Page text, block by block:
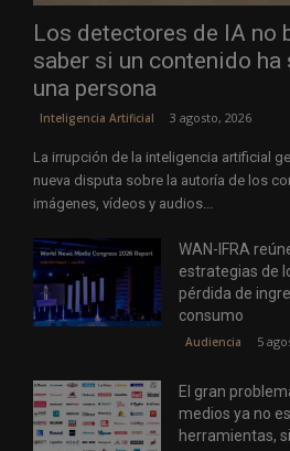
Los detectores de IA no
saber si un contenido
una persona
Inteligencia Artificial 3 agosto, 2026
La irrupción de la inteligencia artificial
nueva disputa sobre la autoría de los
imágenes, vídeos y audios...
WAN-IFRA
estrategias de
pérdida de
consumo
Audiencia 5
El gran
medios ya no
herramientas,